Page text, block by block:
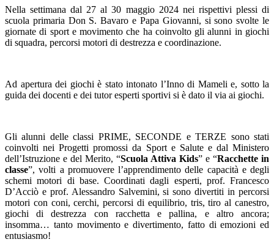
Nella settimana dal 27 al 30 maggio 2024 nei rispettivi plessi di
scuola primaria Don S. Bavaro e Papa Giovanni, si sono svolte le
giornate di sport e movimento che ha coinvolto gli alunni in giochi
di squadra, percorsi motori di destrezza e coordinazione.
Ad apertura dei giochi è stato intonato l’Inno di Mameli e, sotto la
guida dei docenti e dei tutor esperti sportivi si è dato il via ai giochi.
Gli alunni delle classi PRIME, SECONDE e TERZE sono stati
coinvolti nei Progetti promossi da Sport e Salute e dal Ministero
dell’Istruzione e del Merito, “Scuola Attiva Kids” e “Racchette in
classe”, volti a promuovere l’apprendimento delle capacità e degli
schemi motori di base. Coordinati dagli esperti, prof. Francesco
D’Acciò e prof. Alessandro Salvemini, si sono divertiti in percorsi
motori con coni, cerchi, percorsi di equilibrio, tris, tiro al canestro,
giochi di destrezza con racchetta e pallina, e altro ancora;
insomma… tanto movimento e divertimento, fatto di emozioni ed
entusiasmo!